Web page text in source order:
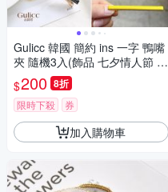
Gulicc 韓國 簡約 ins 一字 鴨嘴
夾 隨機3入(飾品 七夕情人節 頭
飾 髮帶 髮箍 生日禮物 主題穿
搭 約會 )
$200 8折
限時下殺 券
加入購物車